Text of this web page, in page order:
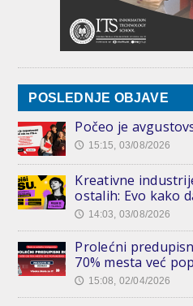
POSLEDNJE OBJAVE
Počeo je
🕔 15:15, 03/08/2026
Kreativne
ostalih: Evo kako
🕔 14:03, 03/08/2026
Prolećni
70% mesta već
🕔 15:08, 02/04/2026